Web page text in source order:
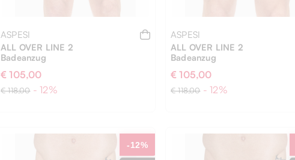
ASPESI
ALL OVER LINE 2
Badeanzug
€ 105,00
€ 118,00 - 12%
ASPESI
ALL OVER LINE 2
Badeanzug
€ 105,00
€ 118,00 - 12%
-12%